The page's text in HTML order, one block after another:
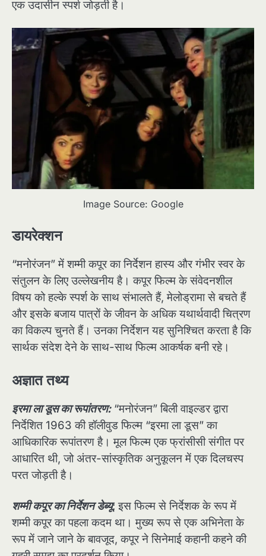
एक उदासीन स्पर्श जोड़ती है।
Image Source: Google
डायरेक्शन
“मनोरंजन” में शम्मी कपूर का निर्देशन हास्य और गंभीर स्वर के
संतुलन के लिए उल्लेखनीय है। कपूर फिल्म के संवेदनशील
विषय को हल्के स्पर्श के साथ संभालते हैं, मेलोड्रामा से बचते हैं
और इसके बजाय पात्रों के जीवन के अधिक यथार्थवादी चित्रण
का विकल्प चुनते हैं। उनका निर्देशन यह सुनिश्चित करता है कि
सार्थक संदेश देने के साथ-साथ फिल्म आकर्षक बनी रहे।
अज्ञात तथ्य
इरमा ला डूस का रूपांतरण:“मनोरंजन” बिली वाइल्डर द्वारा
निर्देशित 1963 की हॉलीवुड फिल्म “इरमा ला डूस” का
आधिकारिक रूपांतरण है। मूल फिल्म एक फ्रांसीसी संगीत पर
आधारित थी, जो अंतर-सांस्कृतिक अनुकूलन में एक दिलचस्प
परत जोड़ती है।
शम्मी कपूर का निर्देशन डेब्यू: इस फिल्म से निर्देशक के रूप में
शम्मी कपूर का पहला कदम था। मुख्य रूप से एक अभिनेता के
रूप में जाने जाने के बावजूद, कपूर ने सिनेमाई कहानी कहने की